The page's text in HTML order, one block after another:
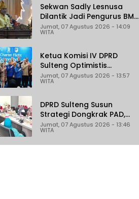
Pertambangan
Sekwan Sadly Lesnusa
Dilantik Jadi Pengurus BMA
Sulteng Periode 2026–2031
Jumat, 07 Agustus 2026 - 14:09
WITA
Ketua Komisi IV DPRD
Sulteng Optimistis
Penerbangan Palu–
Guangzhou Dongkrak
Jumat, 07 Agustus 2026 - 13:57
WITA
DPRD Sulteng Susun
Strategi Dongkrak PAD,
Target Daerah Jadi
Pengelola Sekaligus
Penghasil
Jumat, 07 Agustus 2026 - 13:46
WITA